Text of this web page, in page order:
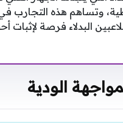
وتساهم هذه التجارب
البدلاء فرصة لإثبات
الودية